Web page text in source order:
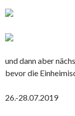
und dann aber
bevor die
26.-28.07.2019